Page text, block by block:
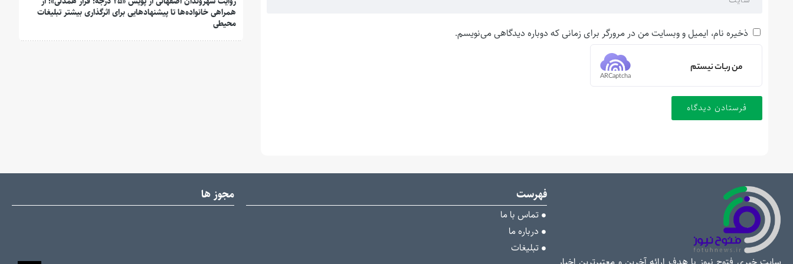
ذخیره نام، ایمیل و وبسایت من در مرورگر برای زمانی که دوباره دیدگاهی می‌نویسم.
من ربات نیستم
ARCaptcha
همراهی خانواده‌ها تا پیشنهادهایی برای اثرگذاری بیشتر تبلیغات
محیطی
فهرست
تماس با ما
درباره ما
تبلیغات
مجوز ها